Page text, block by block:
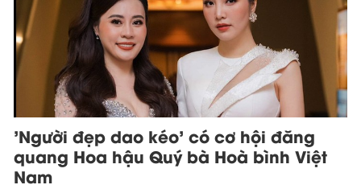
'Người đẹp dao kéo' có cơ hội đăng
quang Hoa hậu Quý bà Hoà bình Việt
Nam